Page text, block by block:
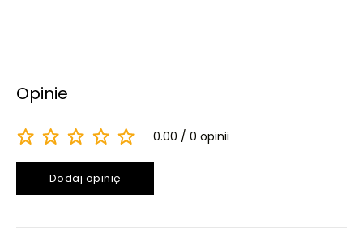
Opinie
0.00 0 opinii
Dodaj opinię